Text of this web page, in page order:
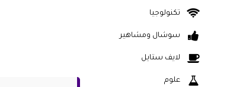
تكنولوجيا
سوشال ومشاهير
لايف ستايل
علوم